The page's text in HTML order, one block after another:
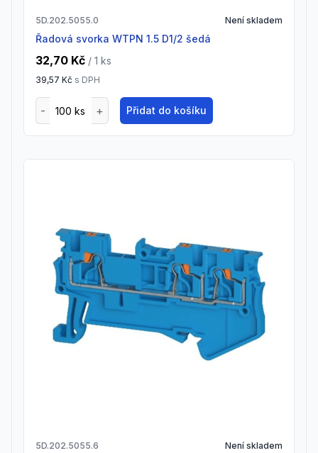
5D.202.5055.0 Není skladem
Řadová svorka WTPN 1.5 D1/2 šedá
32,70 Kč / 1 ks
39,57 Kč s DPH
Přidat do košíku
5D.202.5055.6 Není skladem